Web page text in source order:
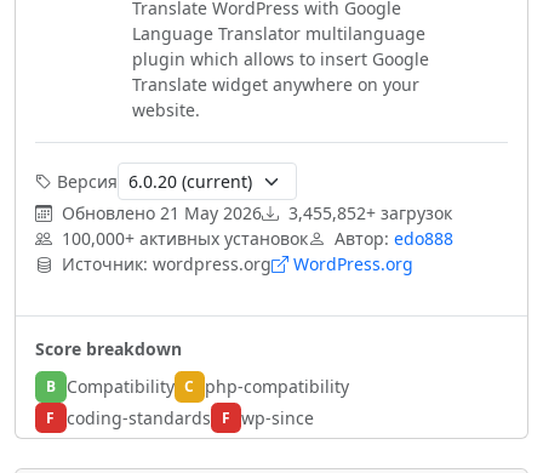
Translate WordPress with Google
Language Translator multilanguage
plugin which allows to insert Google
Translate widget anywhere on your
website.
Версия
Обновлено 21 May 2026
3,455,852+ загрузок
100,000+ активных установок
Автор: edo888
Источник: wordpress.org
WordPress.org
Score breakdown
B Compatibility C php-compatibility
F coding-standards F wp-since